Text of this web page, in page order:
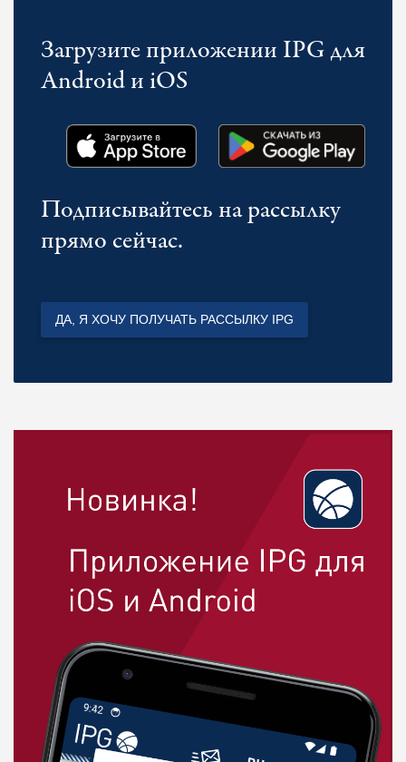
Загрузите приложении IPG для
Android и iOS
Подписывайтесь на рассылку
прямо сейчас.
ДА, Я ХОЧУ ПОЛУЧАТЬ РАССЫЛКУ IPG